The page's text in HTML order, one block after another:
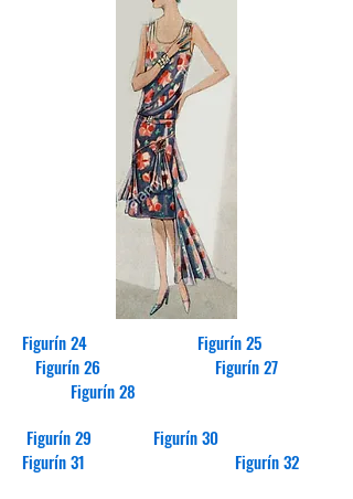
Figurín 24 Figurín 25
Figurín 26 Figurín 27
Figurín 28
Figurín 29 Figurín 30
Figurín 31 Figurín 32